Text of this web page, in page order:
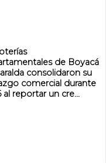
de Boyacá
consolidaron su
comercial durante
al reportar un cre...